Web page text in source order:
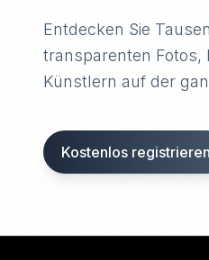
Entdecken Sie
transparenten Fotos,
Künstlern auf der
Kostenlos registrieren